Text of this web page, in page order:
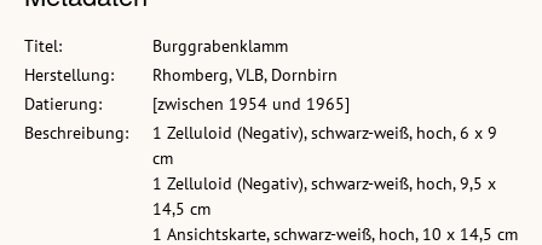
Titel:
Burggrabenklamm
Herstellung:
Rhomberg, VLB, Dornbirn
Datierung:
[zwischen 1954 und 1965]
Beschreibung:
1 Zelluloid (Negativ), schwarz-weiß, hoch, 6 x 9
cm
1 Zelluloid (Negativ), schwarz-weiß, hoch, 9,5 x
14,5 cm
1 Ansichtskarte, schwarz-weiß, hoch, 10 x 14,5 cm